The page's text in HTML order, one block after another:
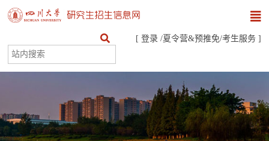
[ 登录 /夏令营&预推免/考生服务 ]